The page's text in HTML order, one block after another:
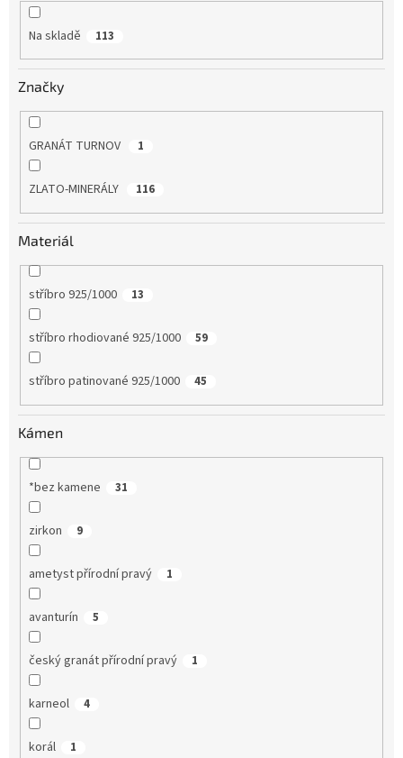
Na skladě 113
Značky
GRANÁT TURNOV 1
ZLATO-MINERÁLY 116
Materiál
stříbro 925/1000 13
stříbro rhodiované 925/1000 59
stříbro patinované 925/1000 45
Kámen
*bez kamene 31
zirkon 9
ametyst přírodní pravý 1
avanturín 5
český granát přírodní pravý 1
karneol 4
korál 1